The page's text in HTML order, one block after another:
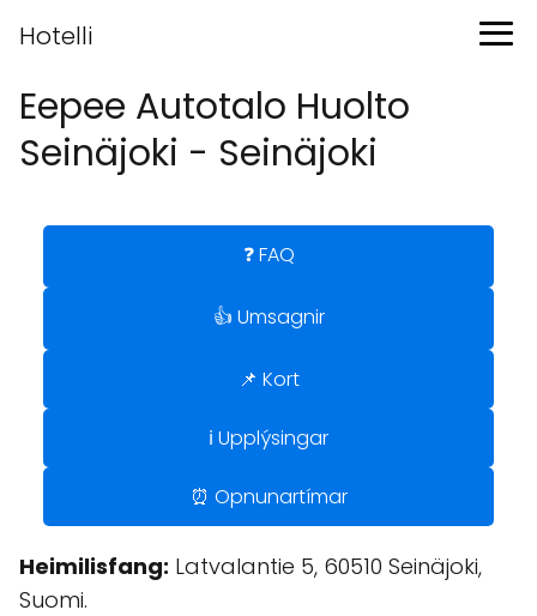
Hotelli
Eepee Autotalo Huolto
Seinäjoki - Seinäjoki
❓ FAQ
👍 Umsagnir
📌 Kort
ℹ️ Upplýsingar
⏰ Opnunartímar
Heimilisfang: Latvalantie 5, 60510 Seinäjoki,
Suomi.